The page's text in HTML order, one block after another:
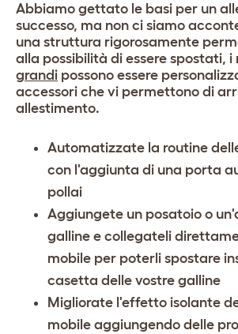
Abbiamo gettato le basi per un
successo, ma non ci siamo
una struttura rigorosamente
alla possibilità di essere spostati, i
grandi possono essere
accessori che vi permettono di
allestimento.
Automatizzate la routine
con l'aggiunta di una porta
pollai
Aggiungete un posatoio o un'
galline e collegateli
mobile per poterli spostare
casetta delle vostre galline
Migliorate l'effetto isolante
mobile aggiungendo delle